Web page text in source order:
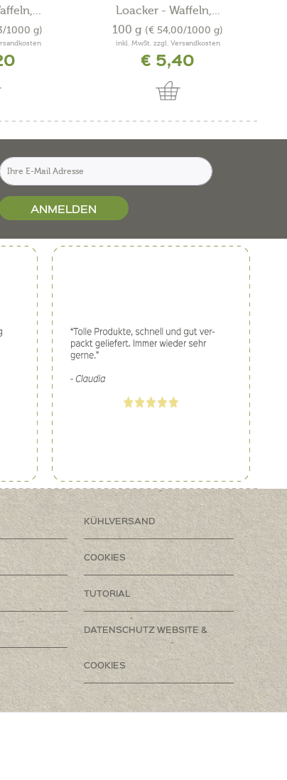
1000 g)
Loacker - Waffeln,...
100 g (€ 54,00/1000 g)
inkl. MwSt. zzgl. Versandkosten
€ 5,40
ANMELDEN
KÜHLVERSAND
COOKIES
TUTORIAL
DATENSCHUTZ WEBSITE &
COOKIES